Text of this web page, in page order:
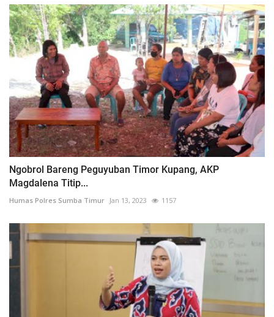
Ngobrol Bareng Peguyuban Timor Kupang, AKP
Magdalena Titip...
Humas Polres Sumba Timur Jan 13, 2023 1157